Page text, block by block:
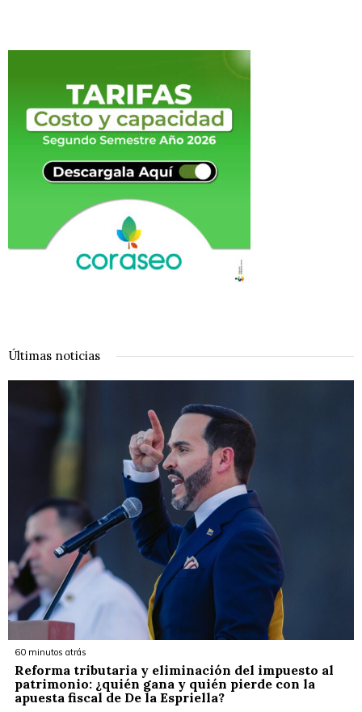
Últimas noticias
60 minutos atrás
Reforma tributaria y eliminación del impuesto al
patrimonio: ¿quién gana y quién pierde con la
apuesta fiscal de De la Espriella?